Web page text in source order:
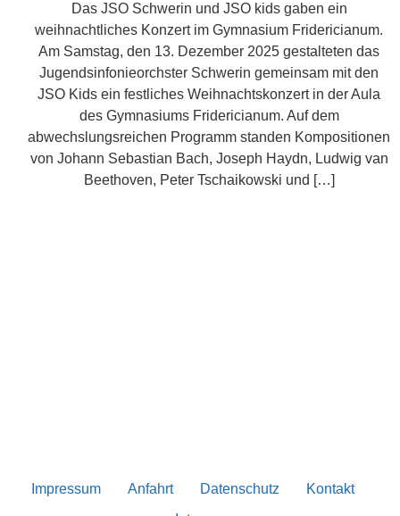
Das JSO Schwerin und JSO kids gaben ein
weihnachtliches Konzert im Gymnasium Fridericianum.
Am Samstag, den 13. Dezember 2025 gestalteten das
Jugendsinfonieorchster Schwerin gemeinsam mit den
JSO Kids ein festliches Weihnachtskonzert in der Aula
des Gymnasiums Fridericianum. Auf dem
abwechslungsreichen Programm standen Kompositionen
von Johann Sebastian Bach, Joseph Haydn, Ludwig van
Beethoven, Peter Tschaikowski und […]
Impressum Anfahrt Datenschutz
Kontakt